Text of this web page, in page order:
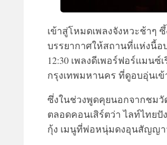
เข้าสู่โหมดเพลงจังหวะช้าๆ
บรรยากาศให้สถานที่แห่งนี้อบ
12:30 เพลงดีเพอร์ฟอร์แมนซ์
กรุงเทพมหานคร ที่ดูอบอุ่นเ
ซึ่งในช่วงพูดคุยนอกจากชมวั
ตลอดคอนเสิร์ตว่า ไลท์ไทย
กุ้ง เมนูที่พ่อหนุ่มดงอุนสัญญา